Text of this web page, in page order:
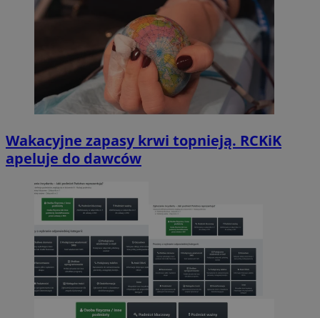
Wakacyjne zapasy krwi topnieją. RCKiK
apeluje do dawców